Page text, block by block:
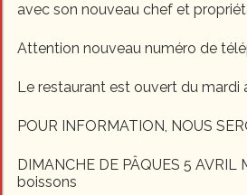
avec son nouveau chef et
Attention nouveau numéro de
Le restaurant est ouvert du mardi
POUR INFORMATION, NOUS
DIMANCHE DE PÂQUES 5
boissons